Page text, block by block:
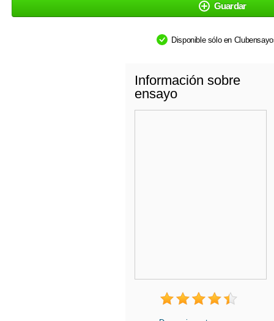
Guardar
Disponible sólo en
Información sobre
ensayo